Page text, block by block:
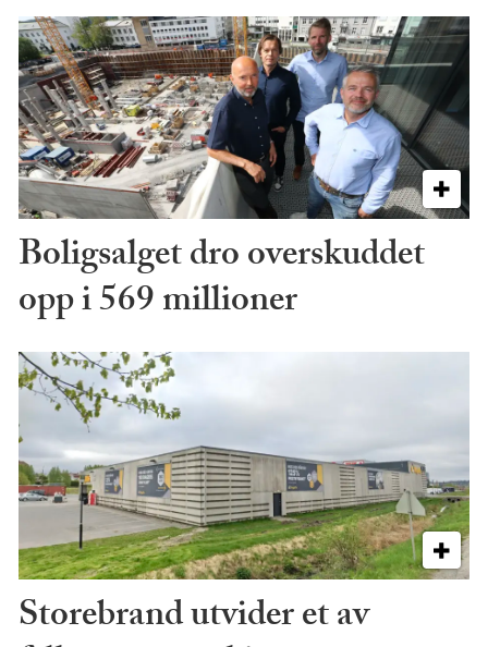
Boligsalget dro overskuddet
opp i 569 millioner
Storebrand utvider et av